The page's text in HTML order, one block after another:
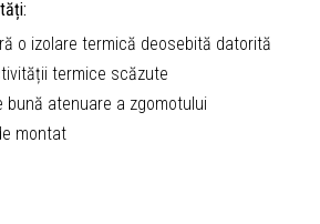
o izolare termică deosebită datorită
termice scăzute
bună atenuare a zgomotului
montat